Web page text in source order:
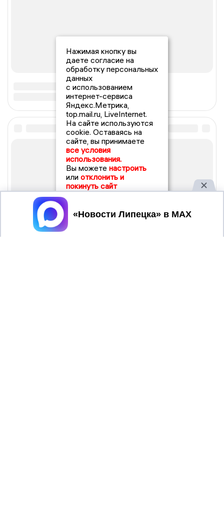
Нажимая кнопку вы
даете согласие на
обработку персональных
данных
с использованием
интернет-сервиса
Яндекс.Метрика,
top.mail.ru, LiveInternet.
На сайте используются
cookie. Оставаясь на
сайте, вы принимаете
все условия
использования.
Вы можете настроить
или отклонить и
покинуть сайт
Принять